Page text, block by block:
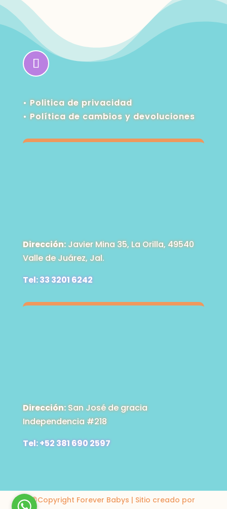
• Politica de privacidad
•Política de cambios y devoluciones
Dirección:Javier Mina 35, La Orilla, 49540
Valle de Juárez, Jal.
Tel: 33 3201 6242
Dirección:San José de gracia
Independencia #218
Tel: +52 381 690 2597
©Copyright Forever Babys | Sitio creado por